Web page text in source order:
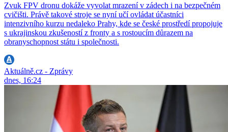
Zvuk FPV dronu dokáže vyvolat mrazení v zádech i na bezpečném
cvičišti. Právě takové stroje se nyní učí ovládat účastníci
intenzivního kurzu nedaleko Prahy, kde se české prostředí propojuje
s ukrajinskou zkušeností z fronty a s rostoucím důrazem na
obranyschopnost státu i společnosti.
Aktuálně.cz - Zprávy
dnes, 16:24